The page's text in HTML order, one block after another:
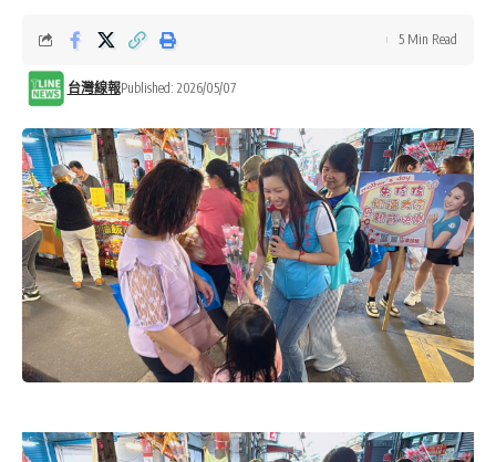
台灣線報Published: 2026/05/07
5 Min Read